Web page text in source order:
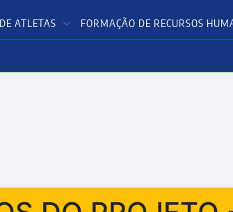
ATLETAS FORMAÇÃO DE RECURSOS